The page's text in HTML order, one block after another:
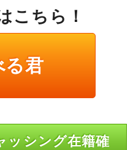
こちら！
る君
ッシング在籍確